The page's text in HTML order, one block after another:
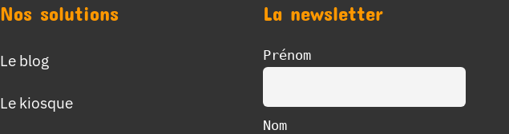
Nos solutions
Le blog
Le kiosque
La newsletter
Prénom
Nom